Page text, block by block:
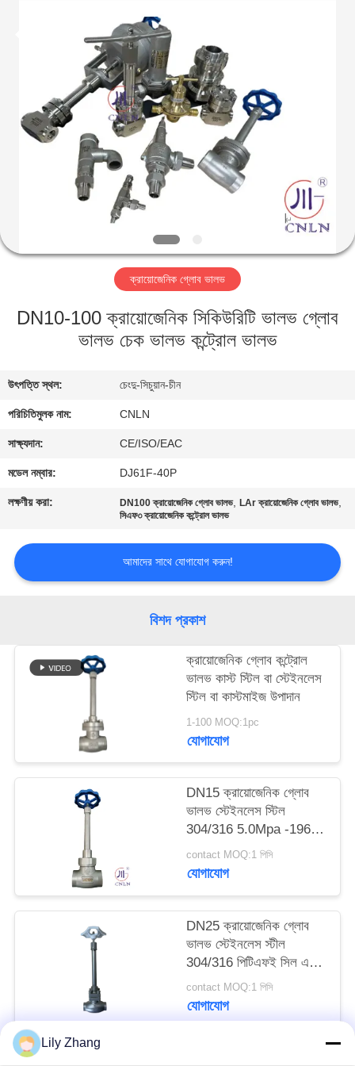
পণ্য
আমাদের
সম্পর্কে
কারখানা
মান
নিয়ন্ত্রণ
যোগাযোগ
করুন
খবর
উদ্ধৃতির
জন্য
ম্যাপ
ক্রায়োজেনিক গ্লোব ভালভ
DN10-100 ক্রায়োজেনিক সিকিউরিটি ভালভ গ্লোব
ভালভ চেক ভালভ কন্ট্রোল ভালভ
উৎপত্তি স্থল: চেংদু-সিচুয়ান-চীন
পরিচিতিমুলক নাম: CNLN
সাক্ষ্যদান: CE/ISO/EAC
মডেল নম্বার: DJ61F-40P
লক্ষণীয় করা: DN100 ক্রায়োজেনিক গ্লোব ভালভ,LAr ক্রায়োজেনিক গ্লোব ভালভ,
সিএফ৩ ক্রায়োজেনিক কন্ট্রোল ভালভ
আমাদের সাথে যোগাযোগ করুন!
বিশদ প্রকাশ
ক্রায়োজেনিক গ্লোব কন্ট্রোল
ভালভ কাস্ট স্টিল বা স্টেইনলেস
স্টিল বা কাস্টমাইজ উপাদান
1-100 MOQ:1pc
যোগাযোগ
DN15 ক্রায়োজেনিক গ্লোব
ভালভ স্টেইনলেস স্টিল
304/316 5.0Mpa -196°C
থেকে +80°C
contact MOQ:1 পিসি
যোগাযোগ
DN25 ক্রায়োজেনিক গ্লোব
ভালভ স্টেইনলেস স্টীল
304/316 পিটিএফই সিল এবং
CF8/CF3 ভালভ শরীরের
সাথে -196 °C থেকে +80
contact MOQ:1 পিসি
যোগাযোগ
Lily Zhang